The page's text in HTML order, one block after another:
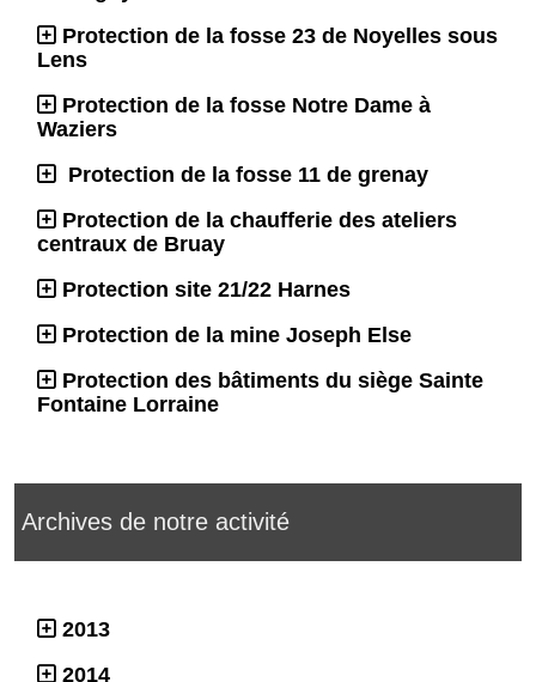
Protection de la fosse 23 de Noyelles sous
Lens
Protection de la fosse Notre Dame à
Waziers
Protection de la fosse 11 de grenay
Protection de la chaufferie des ateliers
centraux de Bruay
Protection site 21/22 Harnes
Protection de la mine Joseph Else
Protection des bâtiments du siège Sainte
Fontaine Lorraine
Archives de notre activité
2013
2014